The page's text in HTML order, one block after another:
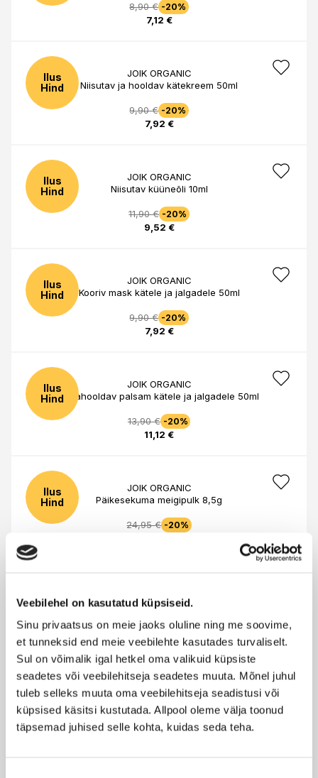
Veebilehel on kasutatud küpsiseid.
Sinu privaatsus on meie jaoks oluline ning me soovime,
et tunneksid end meie veebilehte kasutades turvaliselt.
Sul on võimalik igal hetkel oma valikuid küpsiste
seadetes või veebilehitseja seadetes muuta. Mõnel juhul
tuleb selleks muuta oma veebilehitseja seadistusi või
küpsised käsitsi kustutada. Allpool oleme välja toonud
täpsemad juhised selle kohta, kuidas seda teha.
8,90 € -20%
7,12 €
Ilus
Hind
JOIK ORGANIC
Niisutav ja hooldav kätekreem 50ml
9,90 € -20%
7,92 €
Ilus
Hind
JOIK ORGANIC
Niisutav küüneõli 10ml
11,90 € -20%
9,52 €
Ilus
Hind
JOIK ORGANIC
Kooriv mask kätele ja jalgadele 50ml
9,90 € -20%
7,92 €
Ilus
Hind
JOIK ORGANIC
Süvahooldav palsam kätele ja jalgadele 50ml
13,90 € -20%
11,12 €
Ilus
Hind
JOIK ORGANIC
Päikesekuma meigipulk 8,5g
24,95 € -20%
HindPäikesekaitsekreem näole ja kehale SPF15 150ml
28,95 € -20%
23,16 €
Ilus
Hind
JOIK ORGANIC
Päikesekaitsekreem näole ja kehale SPF25 150ml
31,95 € -20%